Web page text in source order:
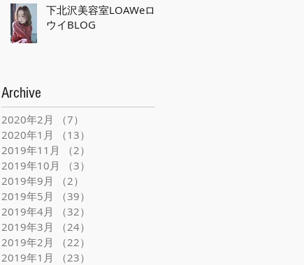
下北沢美容室LOAWeロ
ウイBLOG
Archive
2020年2月 （7）
2020年1月
（13）
2019年11月
（2）
2019年10月
（3）
2019年9月
（2）
2019年5月
（39）
2019年4月
（32）
2019年3月
（24）
2019年2月
（22）
2019年1月
（23）